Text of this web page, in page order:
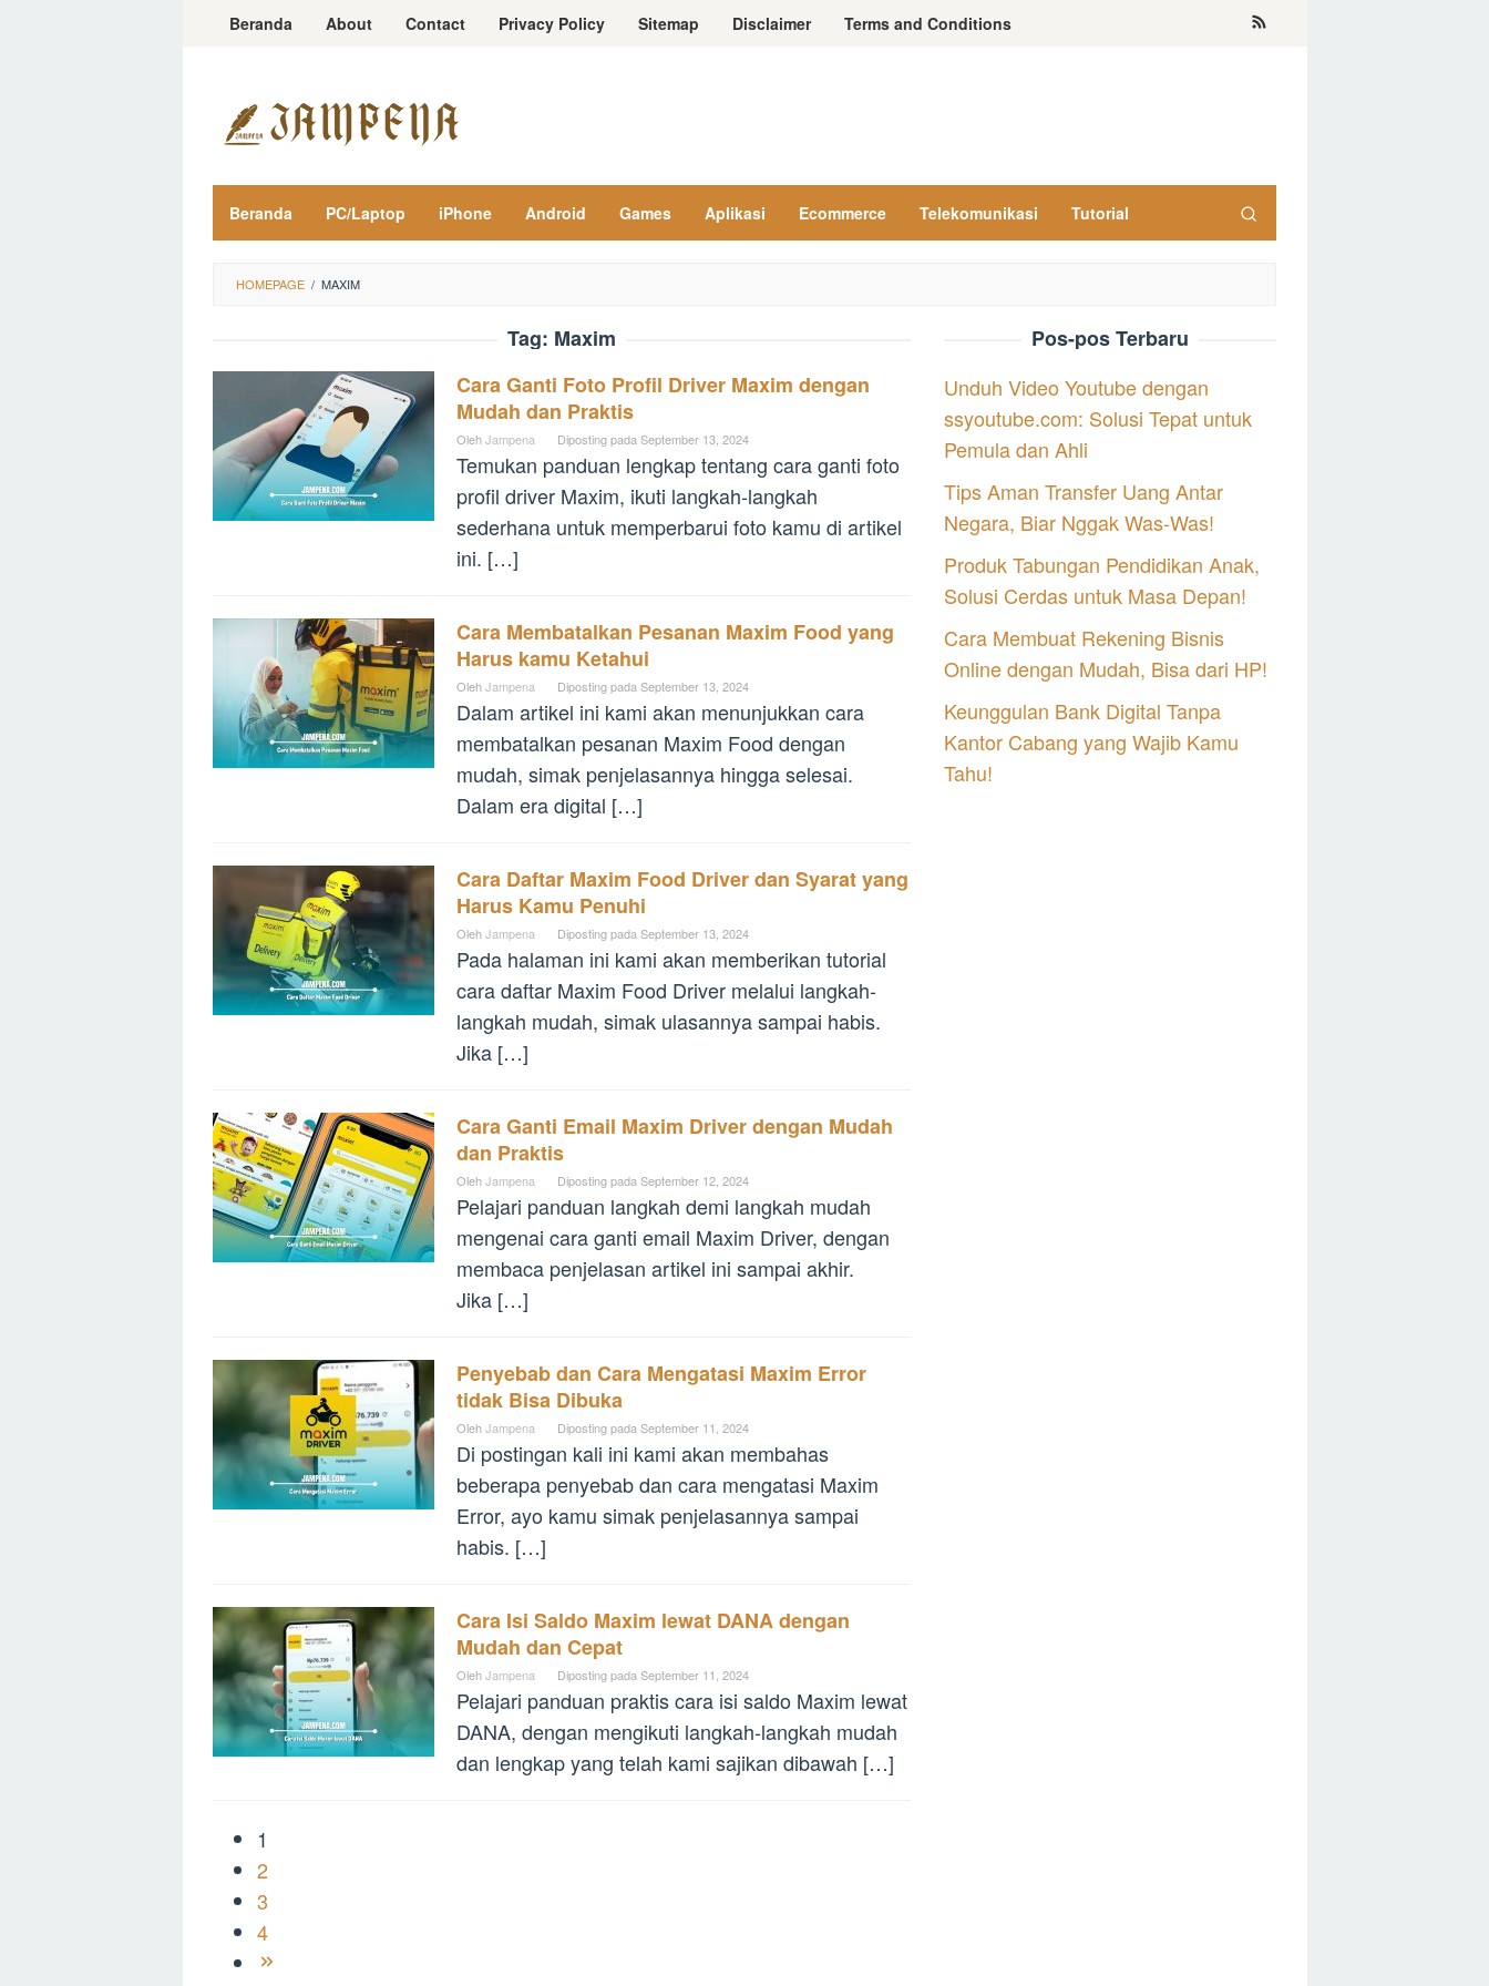
LoncatBeranda About Contact Privacy Policy Sitemap Disclaimer Terms and Conditions
Beranda PC/Laptop iPhone Android Games Aplikasi Ecommerce Telekomunikasi Tutorial
HOMEPAGE / MAXIM
Tag: Maxim
Cara Ganti Foto Profil Driver Maxim dengan
Mudah dan Praktis
OlehJampena Diposting pada September 13, 2024
Temukan panduan lengkap tentang cara ganti foto
profil driver Maxim, ikuti langkah-langkah
sederhana untuk memperbarui foto kamu di artikel
ini. […]
Cara Membatalkan Pesanan Maxim Food yang
Harus kamu Ketahui
OlehJampena Diposting pada September 13, 2024
Dalam artikel ini kami akan menunjukkan cara
membatalkan pesanan Maxim Food dengan
mudah, simak penjelasannya hingga selesai.
Dalam era digital […]
Cara Daftar Maxim Food Driver dan Syarat yang
Harus Kamu Penuhi
OlehJampena Diposting pada September 13, 2024
Pada halaman ini kami akan memberikan tutorial
cara daftar Maxim Food Driver melalui langkah-
langkah mudah, simak ulasannya sampai habis.
Jika […]
Cara Ganti Email Maxim Driver dengan Mudah
dan Praktis
OlehJampena Diposting pada September 12, 2024
Pelajari panduan langkah demi langkah mudah
mengenai cara ganti email Maxim Driver, dengan
membaca penjelasan artikel ini sampai akhir.
Jika […]
Penyebab dan Cara Mengatasi Maxim Error
tidak Bisa Dibuka
OlehJampena Diposting pada September 11, 2024
Di postingan kali ini kami akan membahas
beberapa penyebab dan cara mengatasi Maxim
Error, ayo kamu simak penjelasannya sampai
habis. […]
Cara Isi Saldo Maxim lewat DANA dengan
Mudah dan Cepat
OlehJampena Diposting pada September 11, 2024
Pelajari panduan praktis cara isi saldo Maxim lewat
DANA, dengan mengikuti langkah-langkah mudah
dan lengkap yang telah kami sajikan dibawah […]
1
2
3
4
Pos-pos Terbaru
Unduh Video Youtube dengan
ssyoutube.com: Solusi Tepat untuk
Pemula dan Ahli
Tips Aman Transfer Uang Antar
Negara, Biar Nggak Was-Was!
Produk Tabungan Pendidikan Anak,
Solusi Cerdas untuk Masa Depan!
Cara Membuat Rekening Bisnis
Online dengan Mudah, Bisa dari HP!
Keunggulan Bank Digital Tanpa
Kantor Cabang yang Wajib Kamu
Tahu!